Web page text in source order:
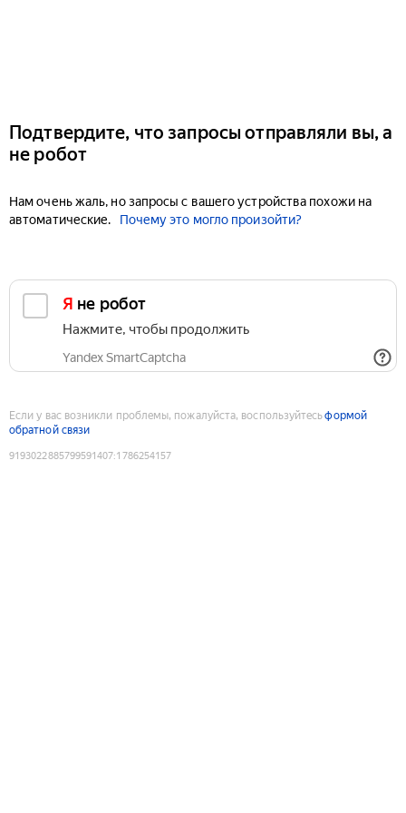
Подтвердите, что запросы отправляли вы, а
не робот
Нам очень жаль, но запросы с вашего устройства похожи на
автоматические.
Почему это могло произойти?
Я не робот
Нажмите, чтобы продолжить
Yandex SmartCaptcha
Если у вас возникли проблемы, пожалуйста, воспользуйтесьформой
обратной связи
9193022885799591407:1786254157